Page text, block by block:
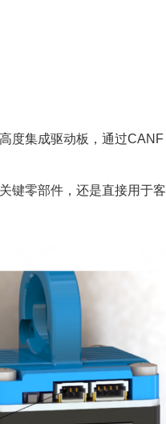
度集成驱动板，通过CANF
键零部件，还是直接用于客